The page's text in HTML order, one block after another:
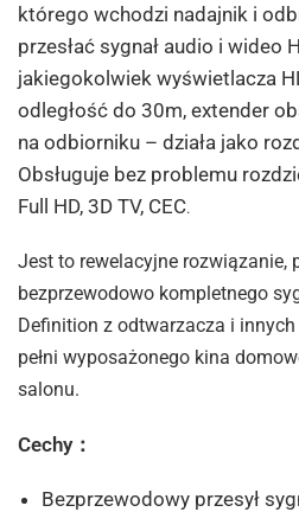
którego wchodzi nadajnik i
przesłać sygnał audio i wideo
jakiegokolwiek wyświetlacza
odległość do 30m, extender
na odbiorniku – działa jako
Obsługuje bez problemu
Full HD, 3D TV, CEC.
Jest to rewelacyjne rozwiązanie,
bezprzewodowo kompletnego
Definition z odtwarzacza i
pełni wyposażonego kina
salonu.
Cechy：
Bezprzewodowy przesył